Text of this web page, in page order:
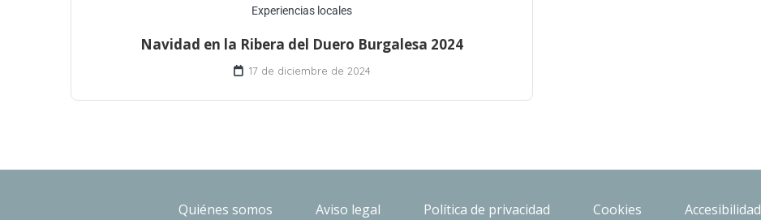
Experiencias locales
Navidad en la Ribera del Duero Burgalesa 2024
17 de diciembre de 2024
Quiénes somos Aviso legal Política de privacidad Cookies Accesibilidad